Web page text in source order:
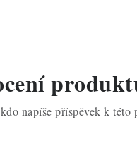
napíše příspěvek k této